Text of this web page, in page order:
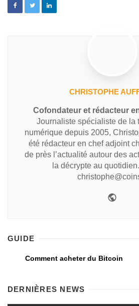
CHRISTOPHE
Cofondateur et rédacteur
Journaliste spécialiste de la
numérique depuis 2005,
été rédacteur en chef adjoint
de près l’actualité autour des
la décrypte au
GUIDE
Comment acheter du Bitcoin
DERNIÈRES NEWS